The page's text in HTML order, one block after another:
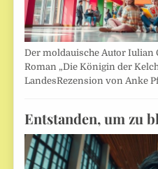
Der moldauische Autor
Roman „Die Königin der
LandesRezension von Anke
Entstanden, um zu